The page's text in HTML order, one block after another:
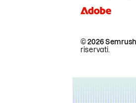
© 2026
riservati.